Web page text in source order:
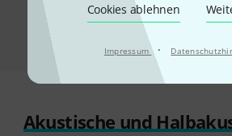
Cookies ablehnen
Impressum ·
Mehr anzeigen Alle
Akustische und